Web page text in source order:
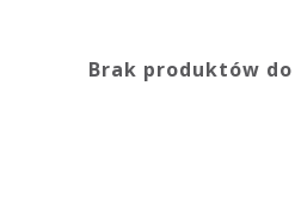
Brak produktów